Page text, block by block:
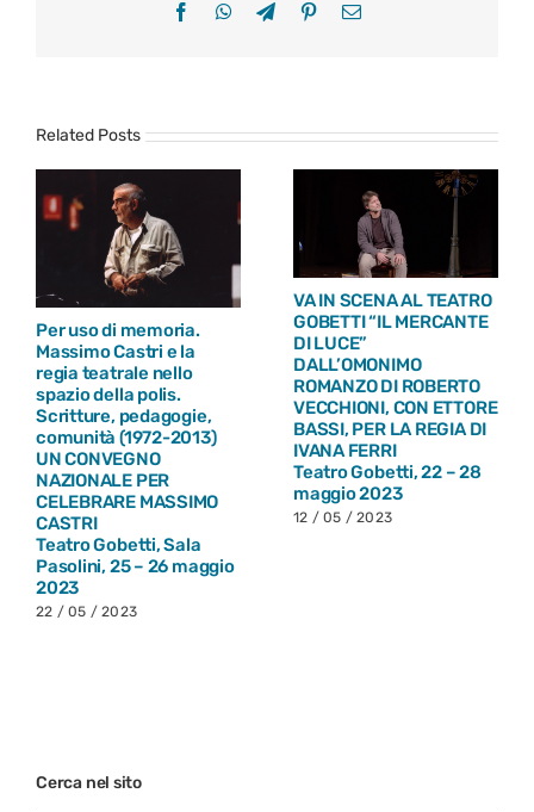
FacebookWhatsApp
TelegramPinterestEmail
Related Posts
Per uso di memoria.
Massimo Castri e la
regia teatrale nello
spazio della polis.
Scritture, pedagogie,
comunità (1972-2013)
UN CONVEGNO
NAZIONALE PER
CELEBRARE MASSIMO
CASTRI
Teatro Gobetti, Sala
Pasolini, 25 – 26 maggio
2023
22 / 05 / 2023
VA IN SCENA AL TEATRO
GOBETTI “IL MERCANTE
DI LUCE”
DALL’OMONIMO
ROMANZO DI ROBERTO
VECCHIONI, CON ETTORE
BASSI, PER LA REGIA DI
IVANA FERRI
Teatro Gobetti, 22 – 28
maggio 2023
12 / 05 / 2023
Cerca nel sito